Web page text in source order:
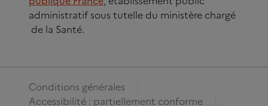
administratif sous tutelle du ministère chargé
de la Santé.
Conditions générales
Accessibilité : partiellement conforme